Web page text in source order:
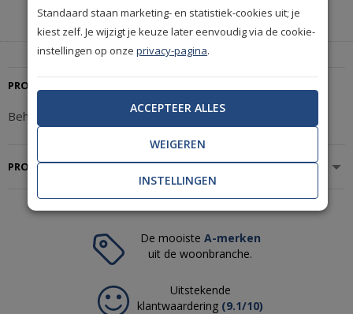
+31(0)85 888 3671 | Start met chatten
PRODUCTBESCHRIJVING
Behang Arte Essentials Les Nuances Granville 91612
PRODUCTSPECIFICATIES
De mooiste A-merken
uit de woonbranche.
Uitstekende
klantwaardering (9.1/10)
Standaard staan marketing- en statistiek-cookies uit; je
kiest zelf. Je wijzigt je keuze later eenvoudig via de cookie-
instellingen op onzeprivacy-pagina.
ACCEPTEER ALLES
WEIGEREN
INSTELLINGEN